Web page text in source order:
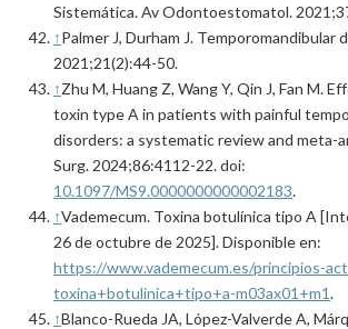
Sistemática. Av Odontoestomatol.
↑Palmer J, Durham J. Temporomandibular
2021;21(2):44-50.
↑Zhu M, Huang Z, Wang Y, Qin J, Fan M.
toxin type A in patients with painful
disorders: a systematic review and meta-
Surg. 2024;86:4112-22. doi:
10.1097/MS9.0000000000002183.
↑Vademecum. Toxina botulínica tipo A
26 de octubre de 2025]. Disponible en:
https://www.vademecum.es/principios-
toxina+botulinica+tipo+a-m03ax01+m1.
↑Blanco-Rueda JA, López-Valverde A,